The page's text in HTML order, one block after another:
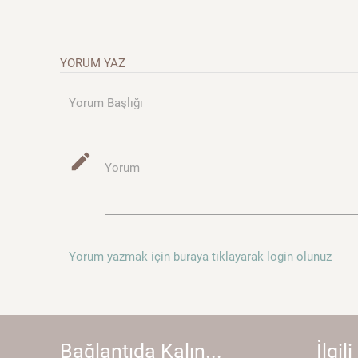
YORUM YAZ
Yorum Başlığı
mode_edit Yorum
Yorum yazmak için buraya tıklayarak login olunuz
Bağlantıda Kalın... İlgili